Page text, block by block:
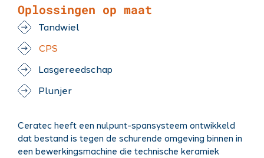
Oplossingen op maat
Tandwiel
CPS
Lasgereedschap
Plunjer
Ceratec heeft een nulpunt-spansysteem ontwikkeld
dat bestand is tegen de schurende omgeving binnen in
een bewerkingsmachine die technische keramiek